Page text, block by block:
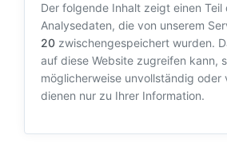
Der folgende Inhalt zeigt einen Teil
Analysedaten, die von unserem
20 zwischengespeichert wurden.
auf diese Website zugreifen kann,
möglicherweise unvollständig oder
dienen nur zu Ihrer Information.